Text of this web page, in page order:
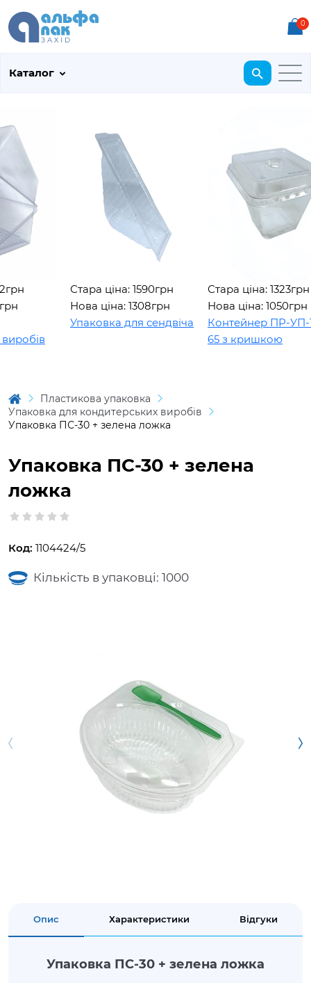
0
Каталог
Стара ціна: 1590грн
Нова ціна: 1308грн
Упаковка для сендвіча
Стара ціна: 1323грн
Нова ціна: 1050грн
Контейнер ПР-УП-
65 з кришкою
Пластикова упаковка
Упаковка для кондитерських виробів
Упаковка ПС-30 + зелена ложка
Упаковка ПС-30 + зелена
ложка
Код: 1104424/5
Кількість в упаковці: 1000
Опис Характеристики Відгуки
Упаковка ПС-30 + зелена ложка